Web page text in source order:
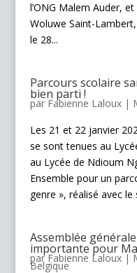
l’ONG Malem Auder,
Woluwe Saint-
le 28...
Parcours scolaire
bien parti !
par Fabienne Laloux|
Les 21 et 22 janvier
se sont tenues au
au Lycée de Ndioum
Ensemble pour un
genre », réalisé avec
Assemblée
importante pour
par Fabienne Laloux|
Belgique